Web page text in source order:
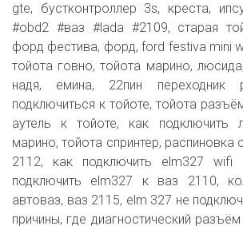
gte, бустконтроллер 3s, креста,
#obd2 #ваз #lada #2109, старая
форд фестива, форд, ford festiva mini
тойота говно, тойота марино,
надя, емина, 22пин переходник
подключиться к тойоте, тойота
аутель к тойоте, как подключить
марино, тойота спринтер, распиновка
2112, как подключить elm327 wifi
подключить elm327 к ваз 2110,
автоваз, ваз 2115, elm 327 не
причины, где диагностический